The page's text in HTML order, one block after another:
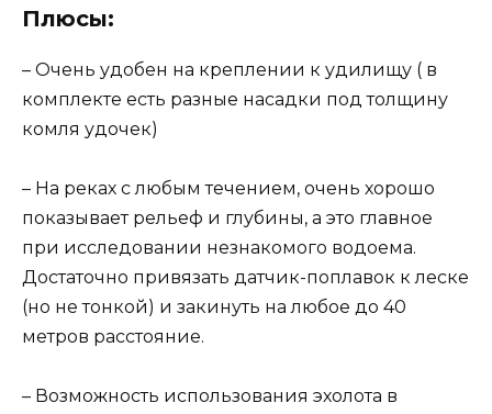
Плюсы:
– Очень удобен на креплении к удилищу ( в
комплекте есть разные насадки под толщину
комля удочек)
– На реках с любым течением, очень хорошо
показывает рельеф и глубины, а это главное
при исследовании незнакомого водоема.
Достаточно привязать датчик-поплавок к леске
(но не тонкой) и закинуть на любое до 40
метров расстояние.
– Возможность использования эхолота в